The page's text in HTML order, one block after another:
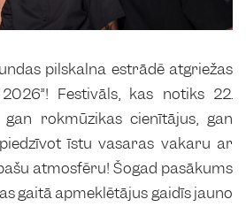
pilskalna estrādē atgriežas
Festivāls, kas notiks 22.
rokmūzikas cienītājus, gan
īstu vasaras vakaru ar
atmosfēru! Šogad pasākums
gaitā apmeklētājus gaidīs jauno